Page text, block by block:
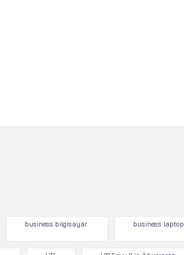
business bilgisayar business laptop